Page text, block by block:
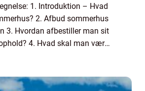
1. Introduktion – Hvad
2. Afbud sommerhus
3. Hvordan afbestiller man sit
4. Hvad skal man være